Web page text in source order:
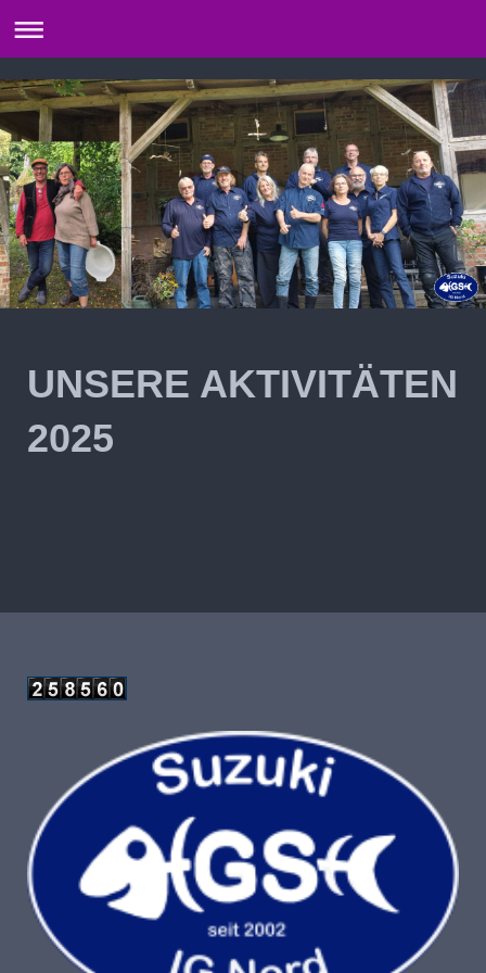
UNSERE AKTIVITÄTEN
2025